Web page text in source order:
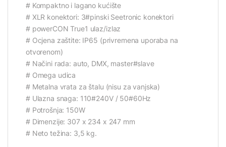
# Kompaktno i lagano kućište
# XLR konektori: 3#pinski Seetronic konektori
# powerCON True1 ulaz/izlaz
# Ocjena zaštite: IP65 (privremena uporaba na
otvorenom)
# Načini rada: auto, DMX, master#slave
# Omega udica
# Metalna vrata za štalu (nisu za vanjska)
# Ulazna snaga: 110#240V / 50#60Hz
# Potrošnja: 150W
# Dimenzije: 307 x 234 x 247 mm
# Neto težina: 3,5 kg.